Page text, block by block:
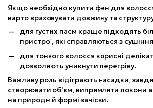
Якщо необхідно купити фен для волосся
варто враховувати довжину та
для густих пасм краще підходять
пристрої, які справляються з
для тонкого волосся корисні
дозволяють уникнути перегріву.
Важливу роль відіграють насадки,
створювати об'єм, випрямляти локони
на природній формі зачіски.